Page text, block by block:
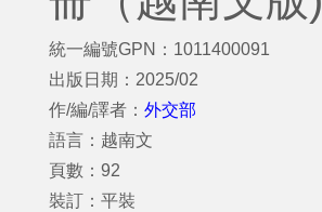
統一編號GPN：1011400091
出版日期：2025/02
作/編/譯者： 外交部
語言：越南文
頁數：92
裝訂：平裝